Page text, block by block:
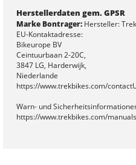
Herstellerdaten gem. GPSR
Marke Bontrager:Hersteller:
EU-Kontaktadresse:
Bikeurope BV
Ceintuurbaan 2-20C,
3847 LG, Harderwijk,
Niederlande
https://www.trekbikes.com/
Warn- und
https://www.trekbikes.com/